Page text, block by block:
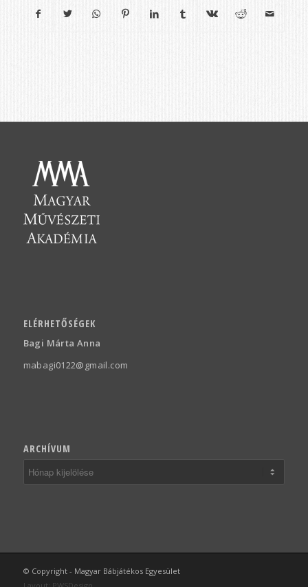
ELÉRHETŐSÉGEK
Bagi Márta Anna
mabagi0122@gmail.com
ARCHÍVUM
© Copyright - Magyar Bábjátékos Egyesület